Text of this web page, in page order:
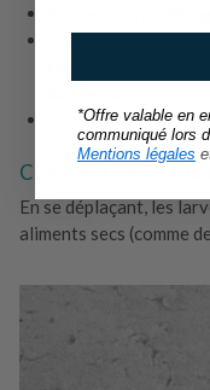
Mobilité: elles
recoins, les plis
Durée sous forme
Comment repérer
En se déplaçant, les
aliments secs (comme
*Offre valable en
communiqué lors
Mentions légales